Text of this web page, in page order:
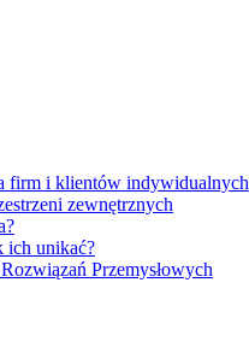
firm i klientów indywidualnych
zewnętrznych
ich unikać?
Przemysłowych